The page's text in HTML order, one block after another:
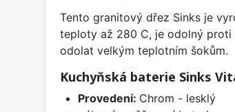
Tento granitový dřez Sinks je
teploty až 280 C, je odolný proti
odolat velkým teplotním šokům.
Kuchyňská baterie Sinks
Provedení: Chrom - lesklý